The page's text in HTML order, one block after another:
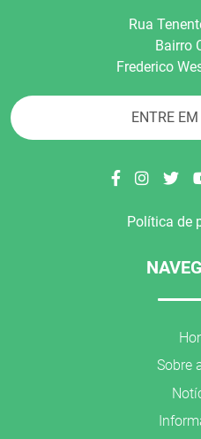
Rua
Bairro
Frederico
ENTRE EM
Política de
Sobre